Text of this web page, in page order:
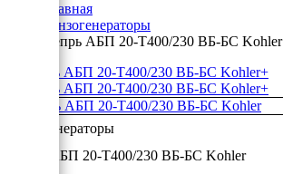
Главная
Бензогенераторы
Вепрь АБП 20-Т400/230 ВБ-БС Kohler
+
+
Бензогенераторы
Вепрь АБП 20-Т400/230 ВБ-БС Kohler